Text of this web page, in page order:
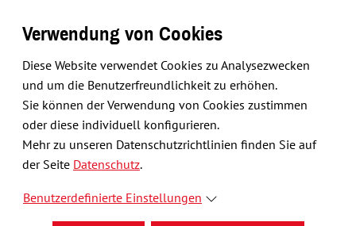
Verwendung von Cookies
Diese Website verwendet Cookies zu Analysezwecken
und um die Benutzerfreundlichkeit zu erhöhen.
Sie können der Verwendung von Cookies zustimmen
oder diese individuell konfigurieren.
Mehr zu unseren Datenschutzrichtlinien finden Sie auf
der Seite Datenschutz.
Benutzerdefinierte Einstellungen